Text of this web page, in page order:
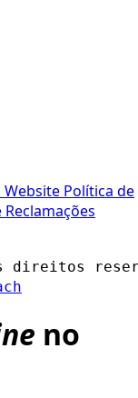
Website Política de
Reclamações
direitos
no